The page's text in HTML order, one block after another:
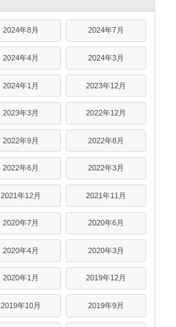
2024年8月 2024年7月
2024年4月 2024年3月
2024年1月 2023年12月
2023年3月 2022年12月
2022年9月 2022年8月
2022年6月 2022年3月
2021年12月 2021年11月
2020年7月 2020年6月
2020年4月 2020年3月
2020年1月 2019年12月
2019年10月 2019年9月